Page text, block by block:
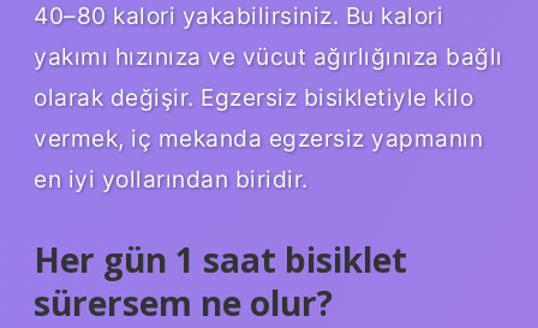
40–80 kalori yakabilirsiniz. Bu kalori
yakımı hızınıza ve vücut ağırlığınıza bağlı
olarak değişir. Egzersiz bisikletiyle kilo
vermek, iç mekanda egzersiz yapmanın
en iyi yollarından biridir.
Her gün 1 saat bisiklet
sürersem ne olur?